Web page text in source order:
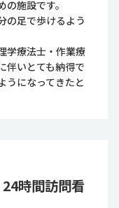
施設です。
の足で歩けるよう
学療法士・作業療
伴いとても納得で
うになってきたと
時間訪問看